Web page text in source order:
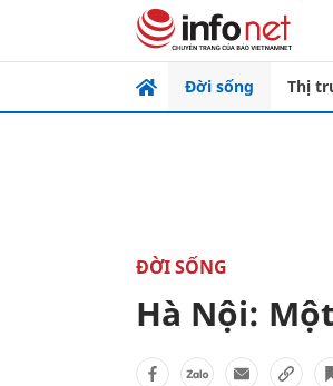
Đời sống Thị
ĐỜI SỐNG
Hà Nội: